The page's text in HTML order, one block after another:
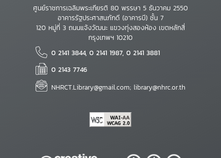
ศูนย์ราชการเฉลิมพระเกียรติ 80 พรรษา 5 ธันวาคม 2550
อาคารรัฐประศาสนภักดี (อาคารบี) ชั้น 7
120 หมู่ที่ 3 ถนนแจ้งวัฒนะ แขวงทุ่งสองห้อง เขตหลักสี่
กรุงเทพฯ 10210
0 2141 3844, 0 2141 1987, 0 2141 3881
0 2143 7746
NHRCT.Library@gmail.com; library@nhrc.or.th